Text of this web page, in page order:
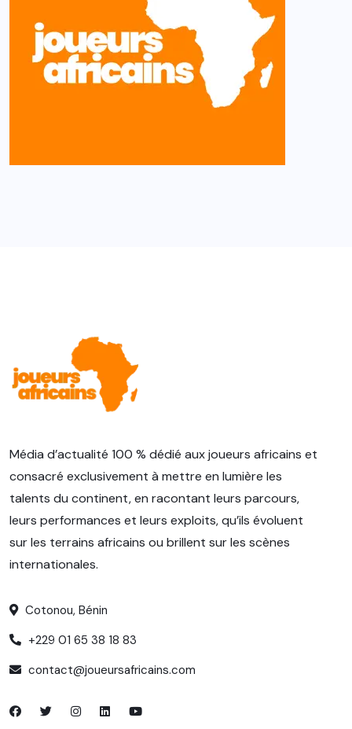
Média d’actualité 100 % dédié aux joueurs africains et
consacré exclusivement à mettre en lumière les
talents du continent, en racontant leurs parcours,
leurs performances et leurs exploits, qu’ils évoluent
sur les terrains africains ou brillent sur les scènes
internationales.
Cotonou, Bénin
+229 01 65 38 18 83
contact@joueursafricains.com